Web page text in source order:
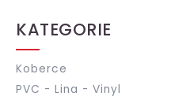
KATEGORIE
Koberce
PVC - Lina - Vinyl